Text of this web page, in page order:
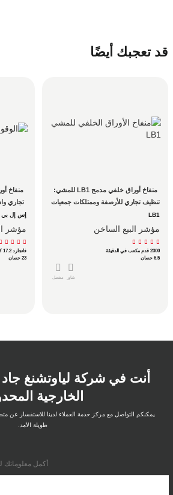
قد تعجبك أيضًا
إس إل بي
مؤشر
فانجارد 17.2 كيلوواط إجمالي
23 حصان
أصحاب المنازل والمساحات الضيقةLB1
مؤشر البيع الساخن
2300 قدم مكعب في الدقيقة
6.5 حصان
مفصل شاور
أنت في شركة لياوتشنغ
الخارجية
يمكنكم التواصل مع مركز خدمة العملاء لدينا للاستفسار عن
طويلة الأمد.
أكمل